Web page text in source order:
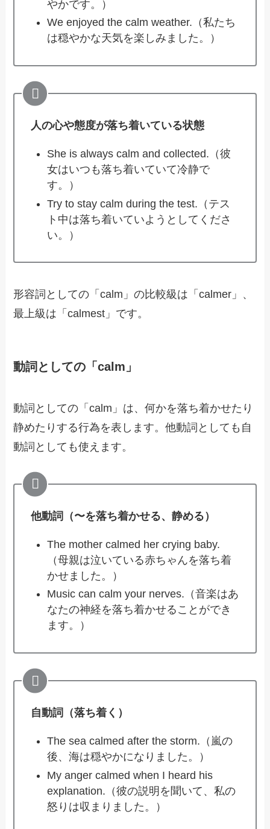
やかです。）
We enjoyed the calm weather.（私たち
は穏やかな天気を楽しみました。）
人の心や態度が落ち着いている状態
She is always calm and collected.（彼
女はいつも落ち着いていて冷静で
す。）
Try to stay calm during the test.（テス
ト中は落ち着いていようとしてくださ
い。）
形容詞としての「calm」の比較級は「calmer」、
最上級は「calmest」です。
動詞としての「calm」
動詞としての「calm」は、何かを落ち着かせたり
静めたりする行為を表します。他動詞としても自
動詞としても使えます。
他動詞（〜を落ち着かせる、静める）
The mother calmed her crying baby.
（母親は泣いている赤ちゃんを落ち着
かせました。）
Music can calm your nerves.（音楽はあ
なたの神経を落ち着かせることができ
ます。）
自動詞（落ち着く）
The sea calmed after the storm.（嵐の
後、海は穏やかになりました。）
My anger calmed when I heard his
explanation.（彼の説明を聞いて、私の
怒りは収まりました。）